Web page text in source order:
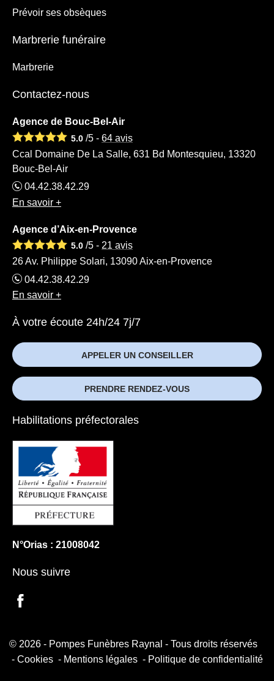
Prévoir ses obsèques
Marbrerie funéraire
Marbrerie
Contactez-nous
Agence de Bouc-Bel-Air
5.0 /5 - 64 avis
Ccal Domaine De La Salle, 631 Bd Montesquieu, 13320
Bouc-Bel-Air
04.42.38.42.29
En savoir +
Agence d’Aix-en-Provence
5.0 /5 - 21 avis
26 Av. Philippe Solari, 13090 Aix-en-Provence
04.42.38.42.29
En savoir +
À votre écoute 24h/24 7j/7
APPELER UN CONSEILLER
PRENDRE RENDEZ-VOUS
Habilitations préfectorales
N°Orias : 21008042
Nous suivre
© 2026 - Pompes Funèbres Raynal - Tous droits réservés
Cookies
Mentions légales Politique de confidentialité